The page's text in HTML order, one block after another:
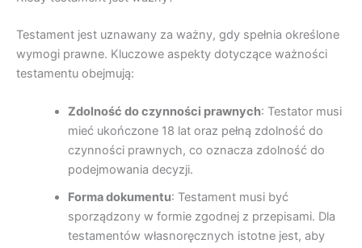
Testament jest uznawany za ważny, gdy spełnia określone
wymogi prawne. Kluczowe aspekty dotyczące ważności
testamentu obejmują:
Zdolność do czynności prawnych: Testator musi
mieć ukończone 18 lat oraz pełną zdolność do
czynności prawnych, co oznacza zdolność do
podejmowania decyzji.
Forma dokumentu: Testament musi być
sporządzony w formie zgodnej z przepisami. Dla
testamentów własnoręcznych istotne jest, aby